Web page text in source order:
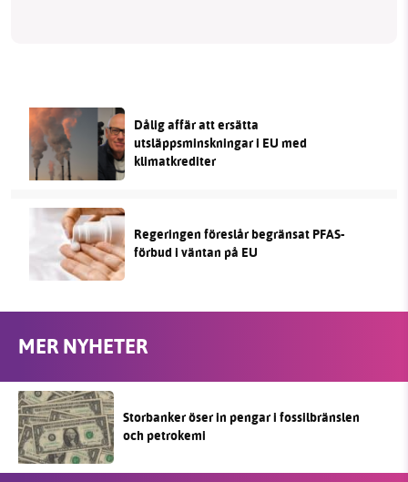
Dålig affär att ersätta
utsläppsminskningar i EU med
klimatkrediter
Regeringen föreslår begränsat PFAS-
förbud i väntan på EU
MER NYHETER
Storbanker öser in pengar i fossilbränslen
och petrokemi